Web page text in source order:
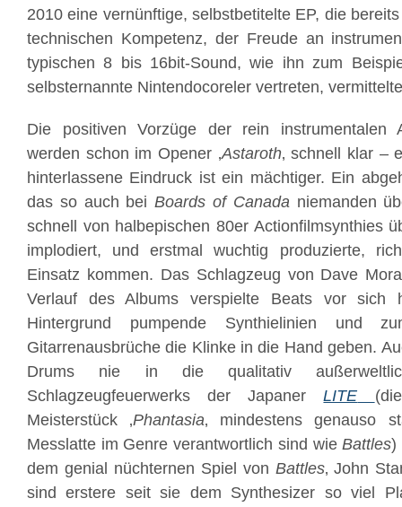
2010 eine vernünftige, selbstbetitelte EP, die
technischen Kompetenz, der Freude an
typischen 8 bis 16bit-Sound, wie ihn zum
selbsternannte Nintendocoreler vertreten,
Die positiven Vorzüge der rein instrumentalen
werden schon im Opener ‚Astaroth‚ schnell klar –
hinterlassene Eindruck ist ein mächtiger. Ein
das so auch beiBoards of Canadaniemanden
schnell von halbepischen 80er Actionfilmsynthies
implodiert, und erstmal wuchtig produzierte,
Einsatz kommen. Das Schlagzeug von Dave
Verlauf des Albums verspielte Beats vor sich
Hintergrund pumpende Synthielinien und
Gitarrenausbrüche die Klinke in die Hand geben.
Drums nie in die qualitativ
Schlagzeugfeuerwerks der JapanerLITE
Meisterstück ‚Phantasia‚ mindestens genauso
Messlatte im Genre verantwortlich sind wieBattles)
dem genial nüchternen Spiel von Battles‚ John
sind erstere seit sie dem Synthesizer so viel